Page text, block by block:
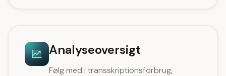
Analyseoversigt
Følg med i transskriptionsforbrug,